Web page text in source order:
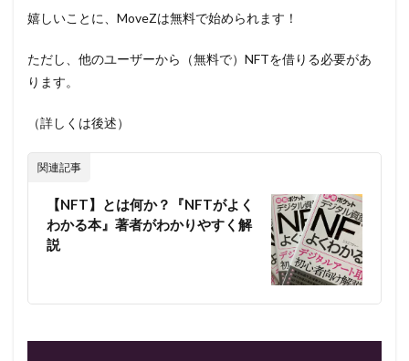
嬉しいことに、MoveZは無料で始められます！
ただし、他のユーザーから（無料で）NFTを借りる必要があ
ります。
（詳しくは後述）
関連記事
【NFT】とは何か？『NFTがよく
わかる本』著者がわかりやすく解
説